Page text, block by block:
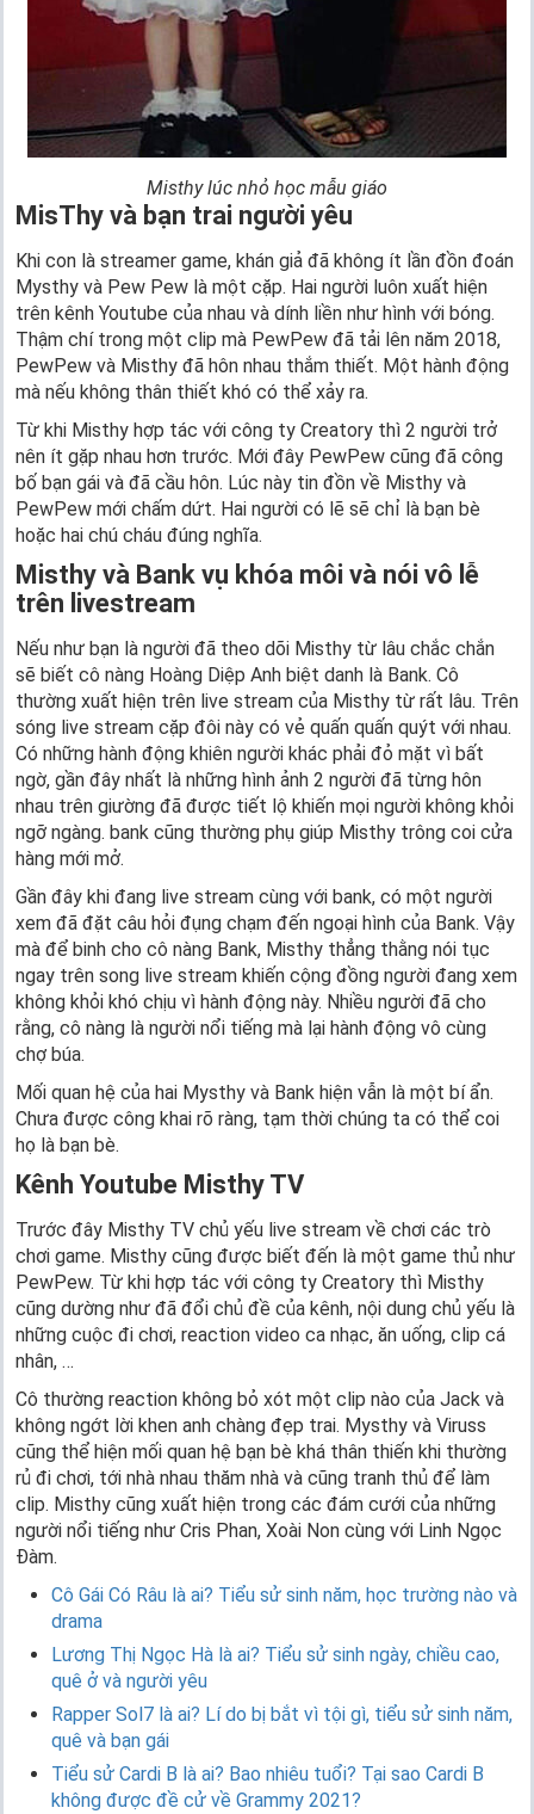
Misthy lúc nhỏ học mẫu giáo
MisThy và bạn trai người yêu
Khi con là streamer game, khán giả đã không ít lần đồn đoán
Mysthy và Pew Pew là một cặp. Hai người luôn xuất hiện
trên kênh Youtube của nhau và dính liền như hình với bóng.
Thậm chí trong một clip mà PewPew đã tải lên năm 2018,
PewPew và Misthy đã hôn nhau thắm thiết. Một hành động
mà nếu không thân thiết khó có thể xảy ra.
Từ khi Misthy hợp tác với công ty Creatory thì 2 người trở
nên ít gặp nhau hơn trước. Mới đây PewPew cũng đã công
bố bạn gái và đã cầu hôn. Lúc này tin đồn về Misthy và
PewPew mới chấm dứt. Hai người có lẽ sẽ chỉ là bạn bè
hoặc hai chú cháu đúng nghĩa.
Misthy và Bank vụ khóa môi và nói vô lễ
trên livestream
Nếu như bạn là người đã theo dõi Misthy từ lâu chắc chắn
sẽ biết cô nàng Hoàng Diệp Anh biệt danh là Bank. Cô
thường xuất hiện trên live stream của Misthy từ rất lâu. Trên
sóng live stream cặp đôi này có vẻ quấn quấn quýt với nhau.
Có những hành động khiên người khác phải đỏ mặt vì bất
ngờ, gần đây nhất là những hình ảnh 2 người đã từng hôn
nhau trên giường đã được tiết lộ khiến mọi người không khỏi
ngỡ ngàng. bank cũng thường phụ giúp Misthy trông coi cửa
hàng mới mở.
Gần đây khi đang live stream cùng với bank, có một người
xem đã đặt câu hỏi đụng chạm đến ngoại hình của Bank. Vậy
mà để binh cho cô nàng Bank, Misthy thẳng thằng nói tục
ngay trên song live stream khiến cộng đồng người đang xem
không khỏi khó chịu vì hành động này. Nhiều người đã cho
rằng, cô nàng là người nổi tiếng mà lại hành động vô cùng
chợ búa.
Mối quan hệ của hai Mysthy và Bank hiện vẫn là một bí ẩn.
Chưa được công khai rõ ràng, tạm thời chúng ta có thể coi
họ là bạn bè.
Kênh Youtube Misthy TV
Trước đây Misthy TV chủ yếu live stream về chơi các trò
chơi game. Misthy cũng được biết đến là một game thủ như
PewPew. Từ khi hợp tác với công ty Creatory thì Misthy
cũng dường như đã đổi chủ đề của kênh, nội dung chủ yếu là
những cuộc đi chơi, reaction video ca nhạc, ăn uống, clip cá
nhân, …
Cô thường reaction không bỏ xót một clip nào của Jack và
không ngớt lời khen anh chàng đẹp trai. Mysthy và Viruss
cũng thể hiện mối quan hệ bạn bè khá thân thiến khi thường
rủ đi chơi, tới nhà nhau thăm nhà và cũng tranh thủ để làm
clip. Misthy cũng xuất hiện trong các đám cưới của những
người nổi tiếng như Cris Phan, Xoài Non cùng với Linh Ngọc
Đàm.
Cô Gái Có Râu là ai? Tiểu sử sinh năm, học trường nào và
drama
Lương Thị Ngọc Hà là ai? Tiểu sử sinh ngày, chiều cao,
quê ở và người yêu
Rapper Sol7 là ai? Lí do bị bắt vì tội gì, tiểu sử sinh năm,
quê và bạn gái
Tiểu sử Cardi B là ai? Bao nhiêu tuổi? Tại sao Cardi B
không được đề cử về Grammy 2021?